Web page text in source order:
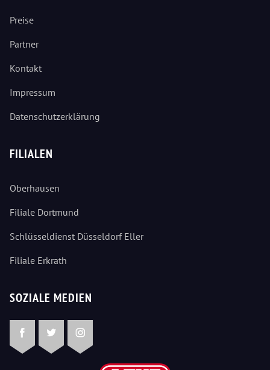
Preise
Partner
Kontakt
Impressum
Datenschutzerklärung
FILIALEN
Oberhausen
Filiale Dortmund
Schlüsseldienst Düsseldorf Eller
Filiale Erkrath
SOZIALE MEDIEN
FacebookTwitterInstagram